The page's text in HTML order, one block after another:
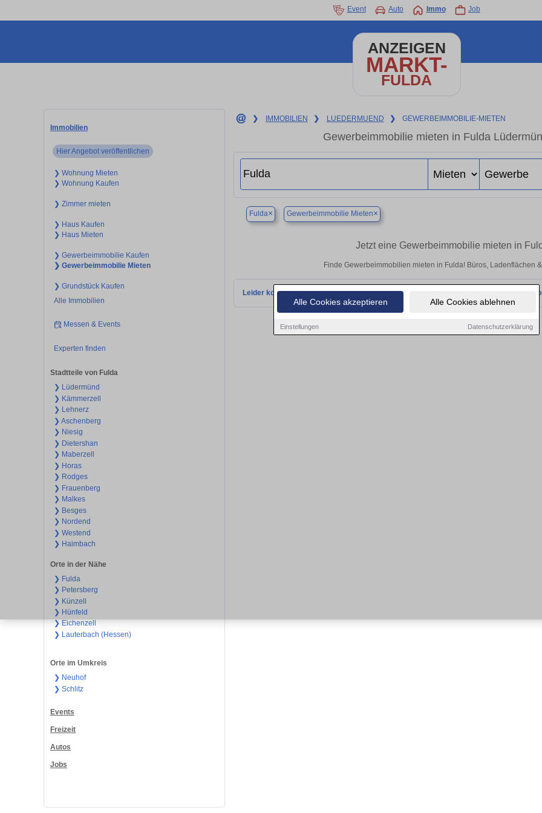
Alle Cookies akzeptieren Alle Cookies ablehnen
Einstellungen Datenschutzerklärung
Event Auto Immo Job
ANZEIGEN
MARKT-
FULDA
Immobilien
Hier Angebot veröffentlichen
❯ Wohnung Mieten
❯ Wohnung Kaufen
❯ Zimmer mieten
❯ Haus Kaufen
❯ Haus Mieten
❯ Gewerbeimmobilie Kaufen
❯ Gewerbeimmobilie Mieten
❯ Grundstück Kaufen
Alle Immobilien
Messen & Events
Experten finden
Stadtteile von Fulda
❯ Lüdermünd
❯ Kämmerzell
❯ Lehnerz
❯ Aschenberg
❯ Niesig
❯ Dietershan
❯ Maberzell
❯ Horas
❯ Rodges
❯ Frauenberg
❯ Malkes
❯ Besges
❯ Nordend
❯ Westend
❯ Haimbach
Orte in der Nähe
❯ Fulda
❯ Petersberg
❯ Künzell
❯ Hünfeld
❯ Eichenzell
❯ Lauterbach (Hessen)
Orte im Umkreis
❯ Neuhof
❯ Schlitz
Events
Freizeit
Autos
Jobs
❯ IMMOBILIEN ❯ LUEDERMUEND ❯ GEWERBEIMMOBILIE-MIETEN
Gewerbeimmobilie mieten in Fulda
Fulda× Gewerbeimmobilie Mieten×
Jetzt eine Gewerbeimmobilie mieten in
Finde Gewerbeimmobilien mieten in Fulda! Büros, Ladenflächen
Leider konnten wir derzeit keine passenden Objekte finden. Schauen Sie bald wieder